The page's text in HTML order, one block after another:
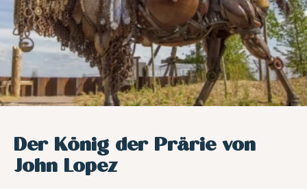
Der König der Prärie von
John Lopez